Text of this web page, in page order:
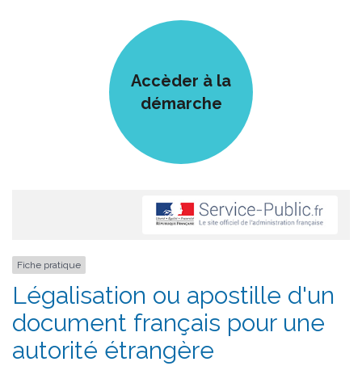
Accèder à la
démarche
Fiche pratique
Légalisation ou apostille d'un
document français pour une
autorité étrangère